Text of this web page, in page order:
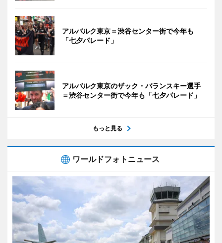
アルバルク東京＝渋谷センター街で今年も
「七夕パレード」
アルバルク東京のザック・バランスキー選手
＝渋谷センター街で今年も「七夕パレード」
もっと見る
ワールドフォトニュース